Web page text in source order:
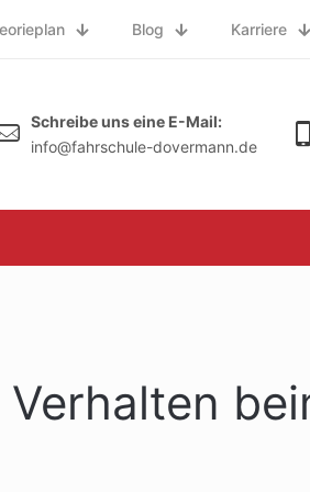
Blog Karriere
Schreibe uns eine E-Mail:
info@fahrschule-dovermann.de